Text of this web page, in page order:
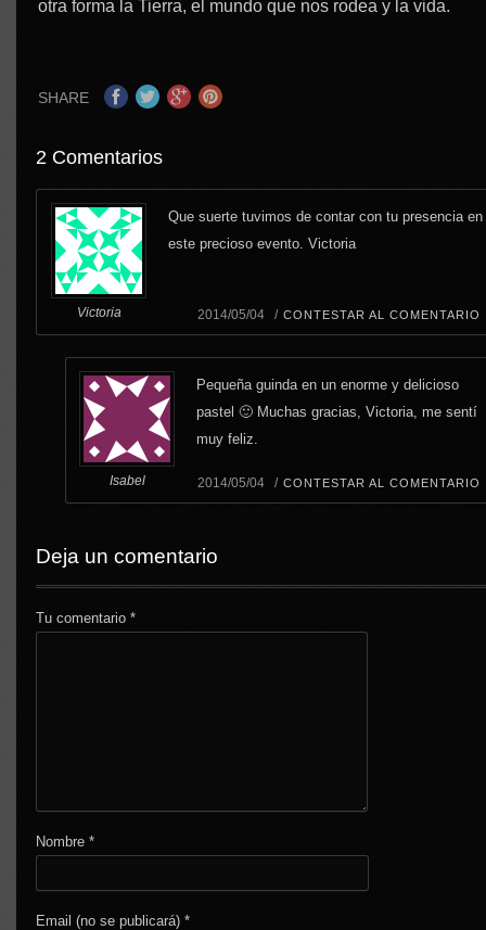
otra forma la Tierra, el mundo que nos rodea y la vida.
SHARE
2 Comentarios
Victoria
Que suerte tuvimos de contar con tu presencia en
este precioso evento. Victoria
2014/05/04 / CONTESTAR AL COMENTARIO
Isabel
Pequeña guinda en un enorme y delicioso
pastel 🙂 Muchas gracias, Victoria, me sentí
muy feliz.
2014/05/04 / CONTESTAR AL COMENTARIO
Deja un comentario
Tu comentario*
Nombre*
Email (no se publicará)*